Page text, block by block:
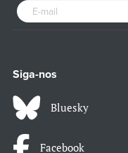
Siga-nos
Bluesky
Facebook